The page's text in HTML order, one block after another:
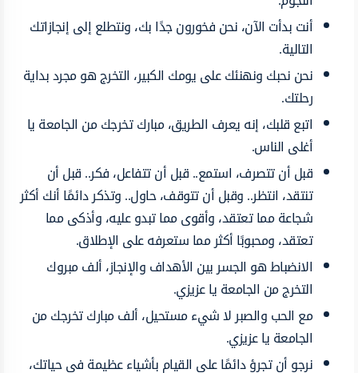
أنت بدأت الآن، نحن فخورون جدًا بك، ونتطلع إلى إنجازاتك
التالية.
نحن نحبك ونهنئك على يومك الكبير، التخرج هو مجرد بداية
رحلتك.
اتبع قلبك، إنه يعرف الطريق، مبارك تخرجك من الجامعة يا
أغلى الناس.
قبل أن تتصرف، استمع.. قبل أن تتفاعل، فكر.. قبل أن
تنتقد، انتظر.. وقبل أن تتوقف، حاول.. وتذكر دائمًا أنك أكثر
شجاعة مما تعتقد، وأقوى مما تبدو عليه، وأذكى مما
تعتقد، ومحبوبًا أكثر مما ستعرفه على الإطلاق.
الانضباط هو الجسر بين الأهداف والإنجاز، ألف مبروك
التخرج من الجامعة يا عزيزي.
مع الحب والصبر لا شيء مستحيل، ألف مبارك تخرجك من
الجامعة يا عزيزي.
نرجو أن تجرؤ دائمًا على القيام بأشياء عظيمة في حياتك،